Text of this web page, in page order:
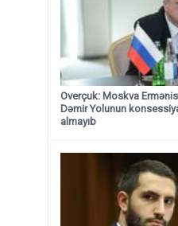
Overçuk: Moskva
Dəmir Yolunun
almayıb